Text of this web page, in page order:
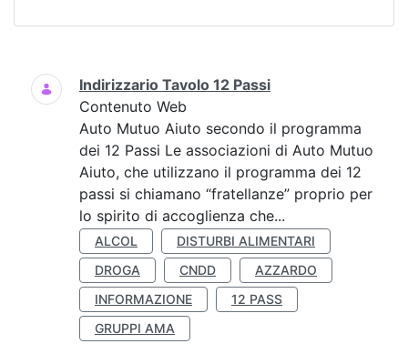
Ricerca
Indirizzario Tavolo 12 Passi
Contenuto Web
Auto Mutuo Aiuto secondo il programma
dei 12 Passi Le associazioni di Auto Mutuo
Aiuto, che utilizzano il programma dei 12
passi si chiamano “fratellanze” proprio per
lo spirito di accoglienza che...
ALCOL
DISTURBI ALIMENTARI
DROGA
CNDD
AZZARDO
INFORMAZIONE
12 PASS
GRUPPI AMA